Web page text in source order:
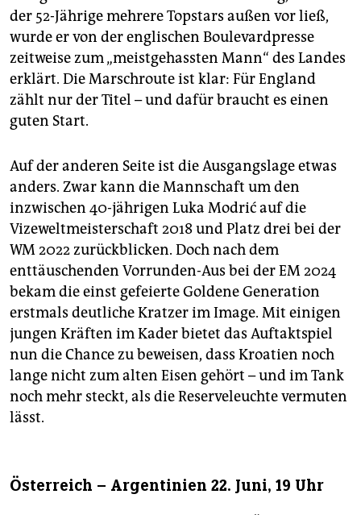
der 52-Jährige mehrere Topstars außen vor ließ,
wurde er von der englischen Boulevardpresse
zeitweise zum „meistgehassten Mann“ des Landes
erklärt. Die Marschroute ist klar: Für England
zählt nur der Titel – und dafür braucht es einen
guten Start.
Auf der anderen Seite ist die Ausgangslage etwas
anders. Zwar kann die Mannschaft um den
inzwischen 40-jährigen Luka Modrić auf die
Vizeweltmeisterschaft 2018 und Platz drei bei der
WM 2022 zurückblicken. Doch nach dem
enttäuschenden Vorrunden-Aus bei der EM 2024
bekam die einst gefeierte Goldene Generation
erstmals deutliche Kratzer im Image. Mit einigen
jungen Kräften im Kader bietet das Auftaktspiel
nun die Chance zu beweisen, dass Kroatien noch
lange nicht zum alten Eisen gehört – und im Tank
noch mehr steckt, als die Reserveleuchte vermuten
lässt.
Österreich – Argentinien 22. Juni, 19 Uhr